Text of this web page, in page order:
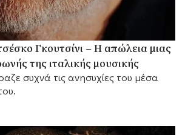
Γκουτσίνι – Η απώλεια μιας
της ιταλικής μουσικής
συχνά τις ανησυχίες του μέσα